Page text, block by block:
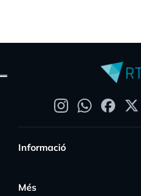
Informació
Més